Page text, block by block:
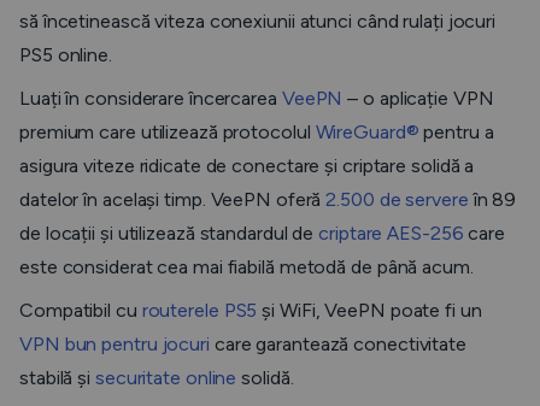
să încetinească viteza conexiunii atunci când rulați jocuri
PS5 online.
Luați în considerare încercarea VeePN – o aplicație VPN
premium care utilizează protocolul WireGuard® pentru a
asigura viteze ridicate de conectare și criptare solidă a
datelor în același timp. VeePN oferă2.500 de servere în 89
de locații și utilizează standardul de criptare AES-256 care
este considerat cea mai fiabilă metodă de până acum.
Compatibil cu routerele PS5 și WiFi, VeePN poate fi un
VPN bun pentru jocuri care garantează conectivitate
stabilă și securitate online solidă.